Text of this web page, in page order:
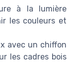
à la lumière
les couleurs et
avec un chiffon
les cadres bois